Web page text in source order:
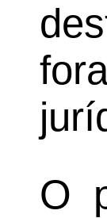
O